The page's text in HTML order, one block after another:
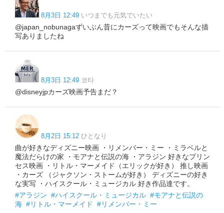
8月3日 12:49 いつまでも元気でいたい
@japan_nobunagaずいぶん昔にカーズって映画でもそんな描
写ありましたね
8月3日 12:49 코타
@disneyjpカーズ映画予告まだ？
8月2日 15:12 ひとなり
曲が好きなディズニー映画 ・リメンバー・ミー ・ミラベルと
魔法だらけの家 ・モアナと伝説の海 ・アラジン 好きなプリン
セス映画 ・リトル・マーメイド（エリックが好き） 推し映画
・カーズ （ジャクソン・ストームが好き） ディズニーの好き
な実写 ・ハイスクール・ミュージカル 好き作品達です。
#アラジン #ハイスクール・ミュージカル #モアナと伝説の
海 #リトル・マーメイド #リメンバー・ミー